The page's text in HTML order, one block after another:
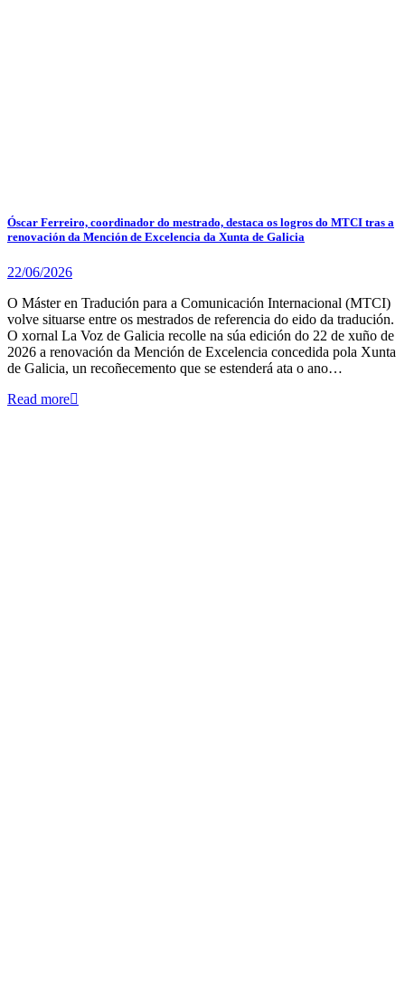
Óscar Ferreiro, coordinador do mestrado, destaca os logros do MTCI tras a
renovación da Mención de Excelencia da Xunta de Galicia
22/06/2026
O Máster en Tradución para a Comunicación Internacional (MTCI)
volve situarse entre os mestrados de referencia do eido da tradución.
O xornal La Voz de Galicia recolle na súa edición do 22 de xuño de
2026 a renovación da Mención de Excelencia concedida pola Xunta
de Galicia, un recoñecemento que se estenderá ata o ano…
Read more